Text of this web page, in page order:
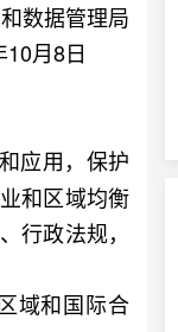
数据管理局
8日
应用，保护
和区域均衡
行政法规，
域和国际合